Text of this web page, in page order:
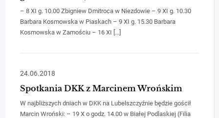
– 8 XI g. 10.00 Zbigniew Dmitroca w Niezdowie – 9 XI g. 10.30
Barbara Kosmowska w Piaskach – 9 XI g. 15.30 Barbara
Kosmowska w Zamościu – 16 XI […]
24.06.2018
Spotkania DKK z Marcinem Wrońskim
W najbliższych dniach w DKK na Lubelszczyźnie będzie gościł
Marcin Wroński: – 19 X o godz. 14.00 w Białej Podlaskiej (Filia